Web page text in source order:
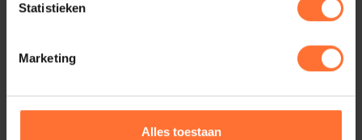
Statistieken
Marketing
Alles toestaan